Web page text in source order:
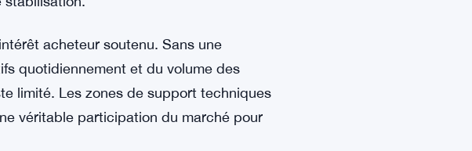
rencontrent des difficultés, les acheteurs
pour des gains à long terme ou
Si cette accumulation au comptant